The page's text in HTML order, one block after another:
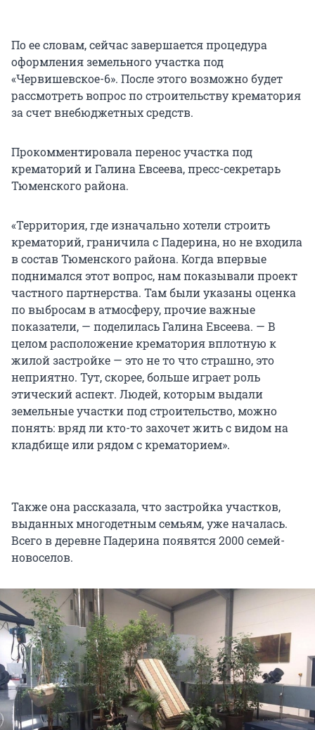
По ее словам, сейчас завершается процедура
оформления земельного участка под
«Червишевское-6». После этого возможно будет
рассмотреть вопрос по строительству крематория
за счет внебюджетных средств.
Прокомментировала перенос участка под
крематорий и Галина Евсеева, пресс-секретарь
Тюменского района.
«Территория, где изначально хотели строить
крематорий, граничила с Падерина, но не входила
в состав Тюменского района. Когда впервые
поднимался этот вопрос, нам показывали проект
частного партнерства. Там были указаны оценка
по выбросам в атмосферу, прочие важные
показатели, — поделилась Галина Евсеева. — В
целом расположение крематория вплотную к
жилой застройке — это не то что страшно, это
неприятно. Тут, скорее, больше играет роль
этический аспект. Людей, которым выдали
земельные участки под строительство, можно
понять: вряд ли кто-то захочет жить с видом на
кладбище или рядом с крематорием».
Также она рассказала, что застройка участков,
выданных многодетным семьям, уже началась.
Всего в деревне Падерина появятся 2000 семей-
новоселов.